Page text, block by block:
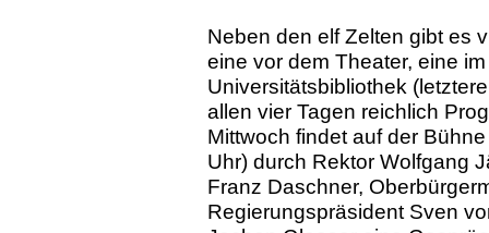
Neben den elf Zelten gibt es
eine vor dem Theater, eine
Universitätsbibliothek
allen vier Tagen reichlich
Mittwoch findet auf der
Uhr) durch Rektor Wolfgang
Franz Daschner,
Regierungspräsident Sven